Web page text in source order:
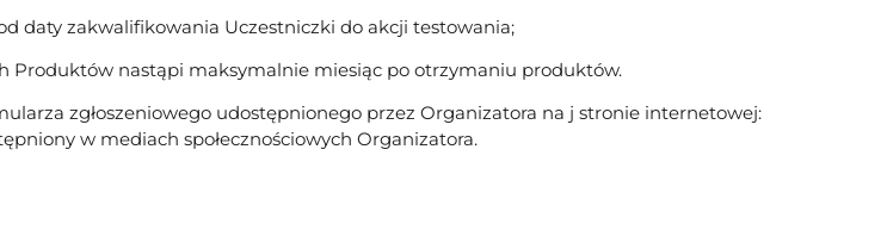
daty zakwalifikowania Uczestniczki do akcji testowania;
Produktów nastąpi maksymalnie miesiąc po otrzymaniu produktów.
zgłoszeniowego udostępnionego przez Organizatora na j stronie internetowej:
w mediach społecznościowych Organizatora.